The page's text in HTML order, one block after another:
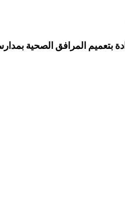
بتعميم المرافق الصحية